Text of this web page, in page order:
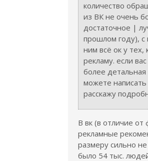
количество
из ВК не очень
достаточное |
прошлом году),
ним всё ок у тех,
рекламу. если
более детальная
можете
расскажу
В вк (в отличие от
рекламные
размеру сильно
было 54 тыс.